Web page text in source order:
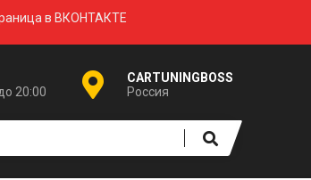
в ВКОНТАКТЕ
20:00
CARTUNINGBOSS
Россия